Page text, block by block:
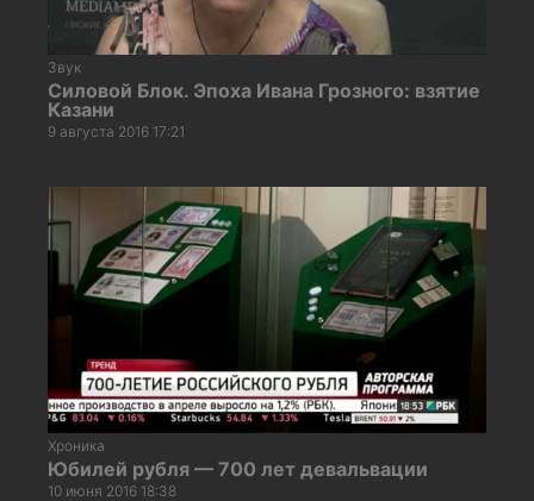
Звук
Силовой Блок. Эпоха Ивана Грозного: взятие
Казани
9 августа 2016 17:21
Хроника
Юбилей рубля — 700 лет девальвации
10 июня 2016 18:38